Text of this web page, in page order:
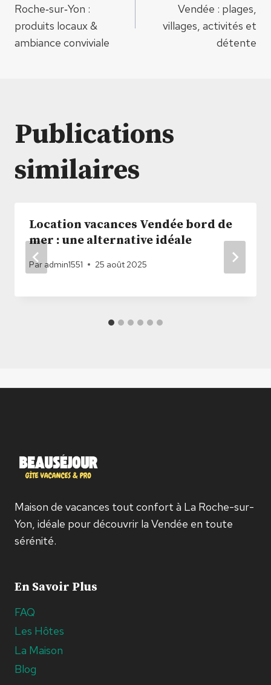
de
l’article
Roche‑sur‑Yon :
produits locaux &
ambiance conviviale
Vendée : plages,
villages, activités et
détente
Publications
similaires
Location vacances Vendée bord de
mer : une alternative idéale
Par admin1551 25 août 2025
Maison de vacances tout confort à La Roche-sur-
Yon, idéale pour découvrir la Vendée en toute
sérénité.
En Savoir Plus
FAQ
Les Hôtes
La Maison
Blog